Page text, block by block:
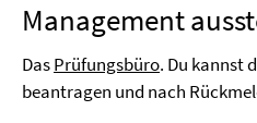
Management
DasPrüfungsbüro. Du kannst
beantragen und nach